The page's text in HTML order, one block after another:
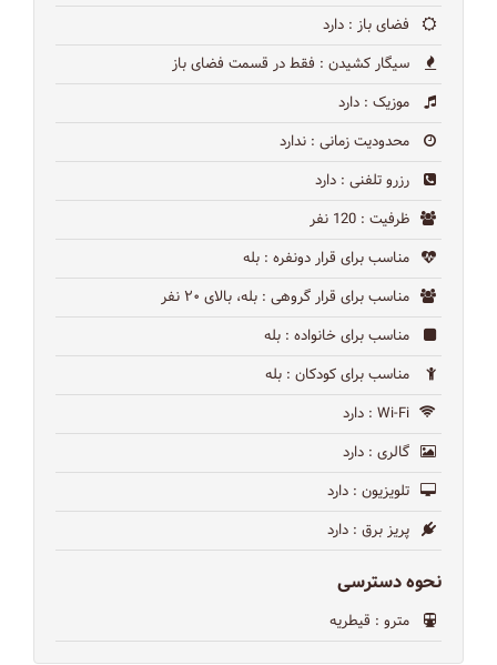
فضای باز : دارد
سیگار کشیدن : فقط در قسمت فضای باز
موزیک : دارد
محدودیت زمانی : ندارد
رزرو تلفنی : دارد
ظرفیت : 120 نفر
مناسب برای قرار دونفره : بله
مناسب برای قرار گروهی : بله، بالای ۲۰ نفر
مناسب برای خانواده : بله
مناسب برای کودکان : بله
Wi-Fi : دارد
گالری : دارد
تلویزیون : دارد
پریز برق : دارد
نحوه دسترسی
مترو : قیطریه